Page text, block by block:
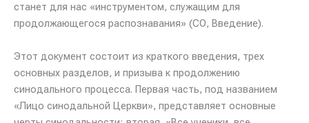
станет для нас «инструментом, служащим для
продолжающегося распознавания» (СО, Введение).
Этот документ состоит из краткого введения, трех
основных разделов, и призыва к продолжению
синодального процесса. Первая часть, под названием
«Лицо синодальной Церкви», представляет основные